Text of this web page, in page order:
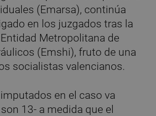
(Emarsa), continúa
en los juzgados tras la
Metropolitana de
(Emshi), fruto de una
socialistas valencianos.
en el caso va
13- a medida que el